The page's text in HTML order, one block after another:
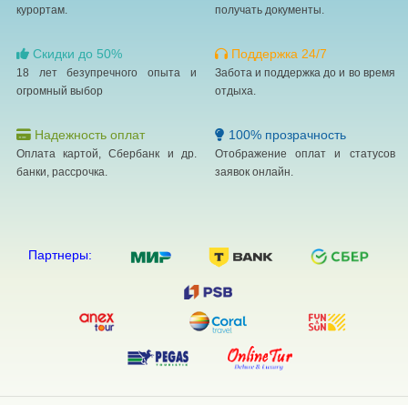
курортам.
получать документы.
Скидки до 50%
18 лет безупречного опыта и
огромный выбор
Поддержка 24/7
Забота и поддержка до и во время
отдыха.
Надежность оплат
Оплата картой, Сбербанк и др.
банки, рассрочка.
100% прозрачность
Отображение оплат и статусов
заявок онлайн.
Партнеры: